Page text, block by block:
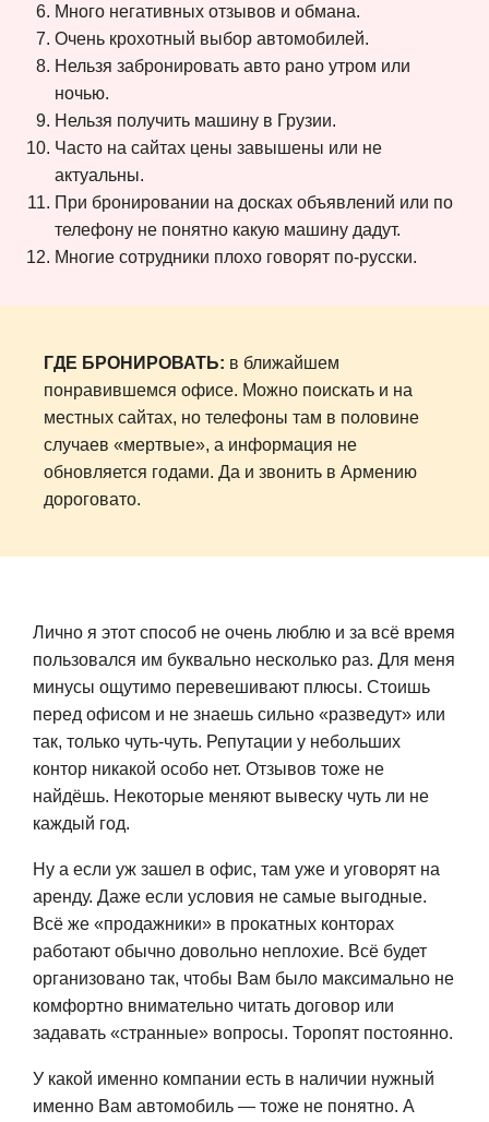
Много негативных отзывов и обмана.
Очень крохотный выбор автомобилей.
Нельзя забронировать авто рано утром или
ночью.
Нельзя получить машину в Грузии.
Часто на сайтах цены завышены или не
актуальны.
При бронировании на досках объявлений или по
телефону не понятно какую машину дадут.
Многие сотрудники плохо говорят по-русски.
ГДЕ БРОНИРОВАТЬ: в ближайшем
понравившемся офисе. Можно поискать и на
местных сайтах, но телефоны там в половине
случаев «мертвые», а информация не
обновляется годами. Да и звонить в Армению
дороговато.
Лично я этот способ не очень люблю и за всё время
пользовался им буквально несколько раз. Для меня
минусы ощутимо перевешивают плюсы. Стоишь
перед офисом и не знаешь сильно «разведут» или
так, только чуть-чуть. Репутации у небольших
контор никакой особо нет. Отзывов тоже не
найдёшь. Некоторые меняют вывеску чуть ли не
каждый год.
Ну а если уж зашел в офис, там уже и уговорят на
аренду. Даже если условия не самые выгодные.
Всё же «продажники» в прокатных конторах
работают обычно довольно неплохие. Всё будет
организовано так, чтобы Вам было максимально не
комфортно внимательно читать договор или
задавать «странные» вопросы. Торопят постоянно.
У какой именно компании есть в наличии нужный
именно Вам автомобиль — тоже не понятно. А